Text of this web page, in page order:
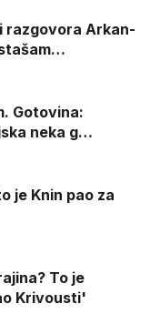
razgovora Arkan-
neka g…
je Knin pao za
To je
Krivousti'